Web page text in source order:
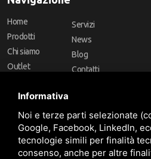
Home
Prodotti
Chi siamo
Outlet
Marchi
Servizi
News
Blog
Contatti
Follow Us
Informativa
Noi e terze parti selezionate
Google, Facebook, LinkedIn,
tecnologie simili per finalità
consenso, anche per altre